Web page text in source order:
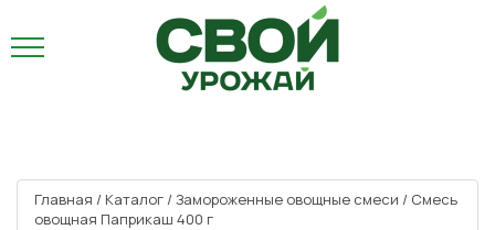
Главная / Каталог / Замороженные овощные смеси / Смесь
овощная Паприкаш 400 г